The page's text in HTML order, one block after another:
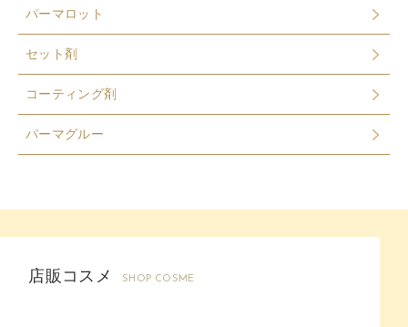
パーマロット
セット剤
コーティング剤
パーマグルー
店販コスメ SHOP COSME